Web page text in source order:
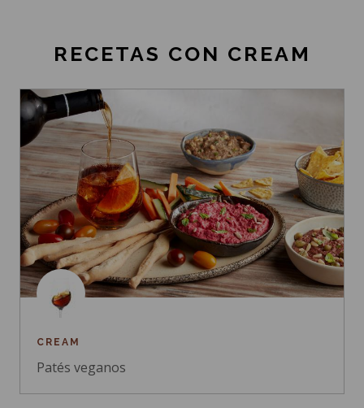
RECETAS CON CREAM
CREAM
Patés veganos